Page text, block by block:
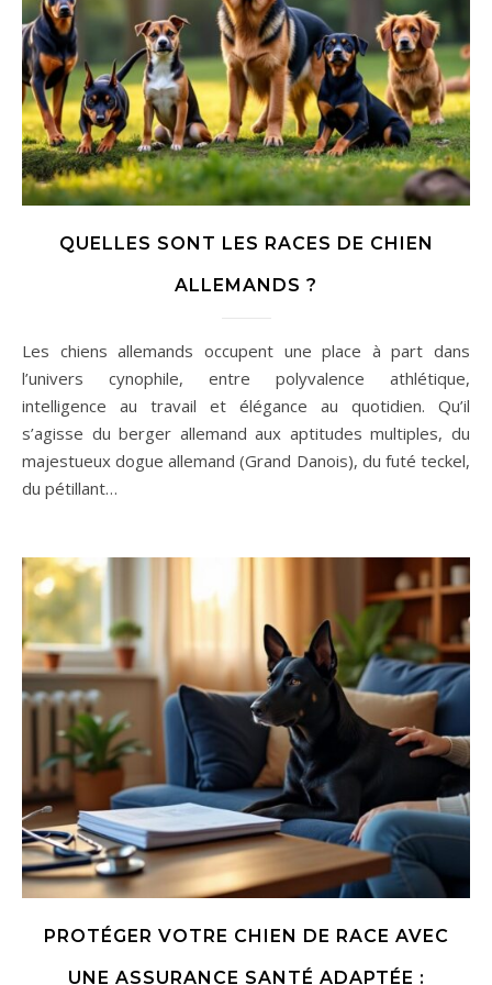
QUELLES SONT LES RACES DE CHIEN
ALLEMANDS ?
Les chiens allemands occupent une place à part dans
l’univers cynophile, entre polyvalence athlétique,
intelligence au travail et élégance au quotidien. Qu’il
s’agisse du berger allemand aux aptitudes multiples, du
majestueux dogue allemand (Grand Danois), du futé teckel,
du pétillant…
PROTÉGER VOTRE CHIEN DE RACE AVEC
UNE ASSURANCE SANTÉ ADAPTÉE :